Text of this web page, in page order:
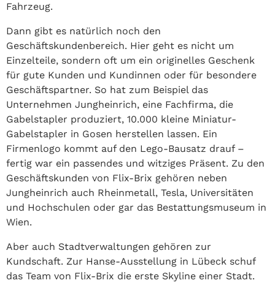
Fahrzeug.
Dann gibt es natürlich noch den
Geschäftskundenbereich. Hier geht es nicht um
Einzelteile, sondern oft um ein originelles Geschenk
für gute Kunden und Kundinnen oder für besondere
Geschäftspartner. So hat zum Beispiel das
Unternehmen Jungheinrich, eine Fachfirma, die
Gabelstapler produziert, 10.000 kleine Miniatur-
Gabelstapler in Gosen herstellen lassen. Ein
Firmenlogo kommt auf den Lego-Bausatz drauf –
fertig war ein passendes und witziges Präsent. Zu den
Geschäftskunden von Flix-Brix gehören neben
Jungheinrich auch Rheinmetall, Tesla, Universitäten
und Hochschulen oder gar das Bestattungsmuseum in
Wien.
Aber auch Stadtverwaltungen gehören zur
Kundschaft. Zur Hanse-Ausstellung in Lübeck schuf
das Team von Flix-Brix die erste Skyline einer Stadt.